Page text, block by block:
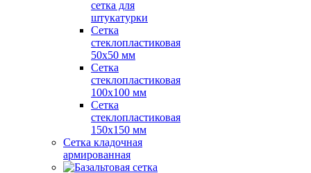
сетка для
штукатурки
Сетка
стеклопластиковая
50x50 мм
Сетка
стеклопластиковая
100x100 мм
Сетка
стеклопластиковая
150x150 мм
Сетка кладочная
армированная